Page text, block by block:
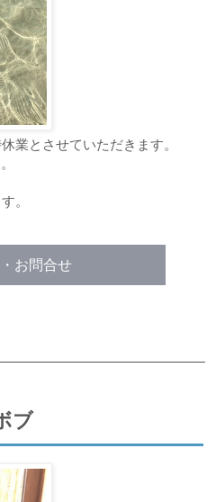
業とさせていただきます。
。
お問合せ
ブ